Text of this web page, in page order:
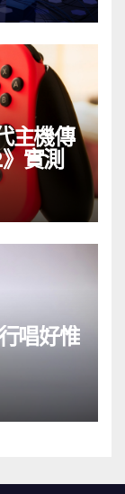
主機傳
實測
唱好惟